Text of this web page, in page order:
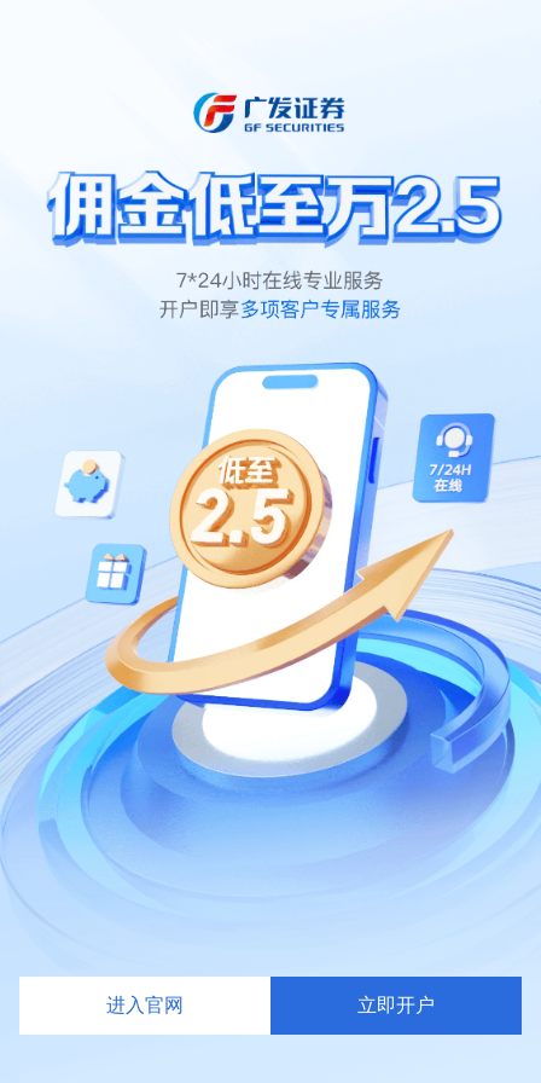
进入官网 立即开户